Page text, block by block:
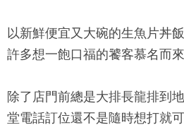
以新鮮便宜又大碗的生魚片丼
許多想一飽口福的饕客慕名而來
除了店門前總是大排長龍排到
堂電話訂位還不是隨時想打就